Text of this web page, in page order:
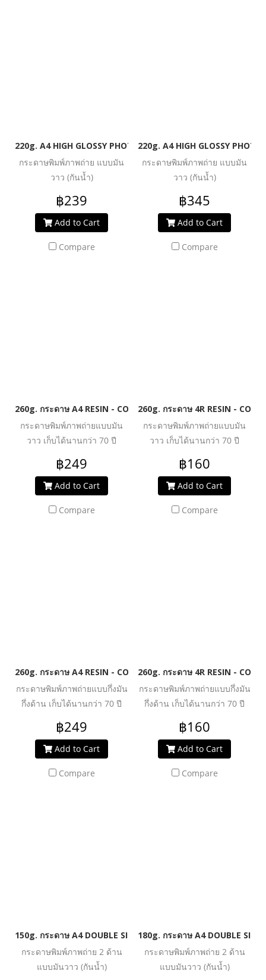
220g. A4 HIGH GLOSSY PHOTO INKJET PAPER (WATER
กระดาษพิมพ์ภาพถ่าย แบบมัน
วาว (กันน้ำ)
฿239
Add to Cart
Compare
220g. A4 HIGH GLOSSY
กระดาษพิมพ์ภาพถ่าย แบบมัน
วาว (กันน้ำ)
฿345
Add to Cart
Compare
260g. กระดาษ A4 RESIN - COATED PREMIUM HIGH GLOSSY
กระดาษพิมพ์ภาพถ่ายแบบมัน
วาว เก็บได้นานกว่า 70 ปี
นำเข้าจาก เยอรมัน
฿249
Add to Cart
Compare
260g. กระดาษ 4R RESIN -
กระดาษพิมพ์ภาพถ่ายแบบมัน
วาว เก็บได้นานกว่า 70 ปี
นำเข้าจาก เยอรมัน
฿160
Add to Cart
Compare
260g. กระดาษ A4 RESIN - COATED SILKY PREMIUM HIGH
กระดาษพิมพ์ภาพถ่ายแบบกึ่งมัน
กึ่งด้าน เก็บได้นานกว่า 70 ปี
นำเข้าจาก เยอรมัน
฿249
Add to Cart
Compare
260g. กระดาษ 4R RESIN -
กระดาษพิมพ์ภาพถ่ายแบบกึ่งมัน
กึ่งด้าน เก็บได้นานกว่า 70 ปี
นำเข้าจาก เยอรมัน
฿160
Add to Cart
Compare
150g. กระดาษ A4 DOUBLE SIDE HIGH GLOSSY PHOTO INKJET
กระดาษพิมพ์ภาพถ่าย 2 ด้าน
แบบมันวาว (กันน้ำ)
180g. กระดาษ A4 DOUBLE SIDE
กระดาษพิมพ์ภาพถ่าย 2 ด้าน
แบบมันวาว (กันน้ำ)